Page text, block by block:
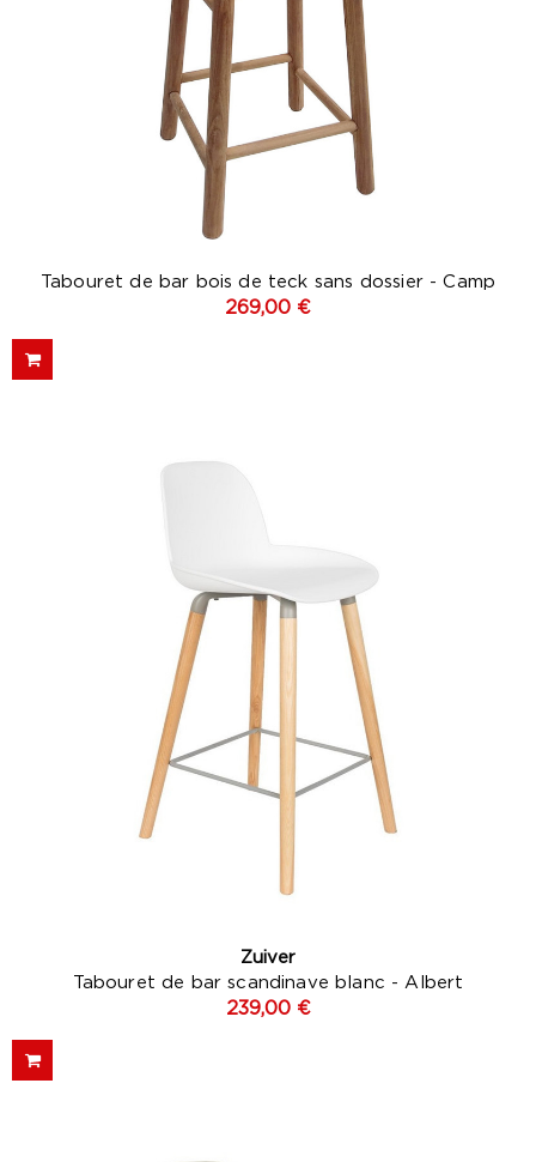
Tabouret de bar bois de teck sans dossier - Camp
269,00 €
Zuiver
Tabouret de bar scandinave blanc - Albert
239,00 €